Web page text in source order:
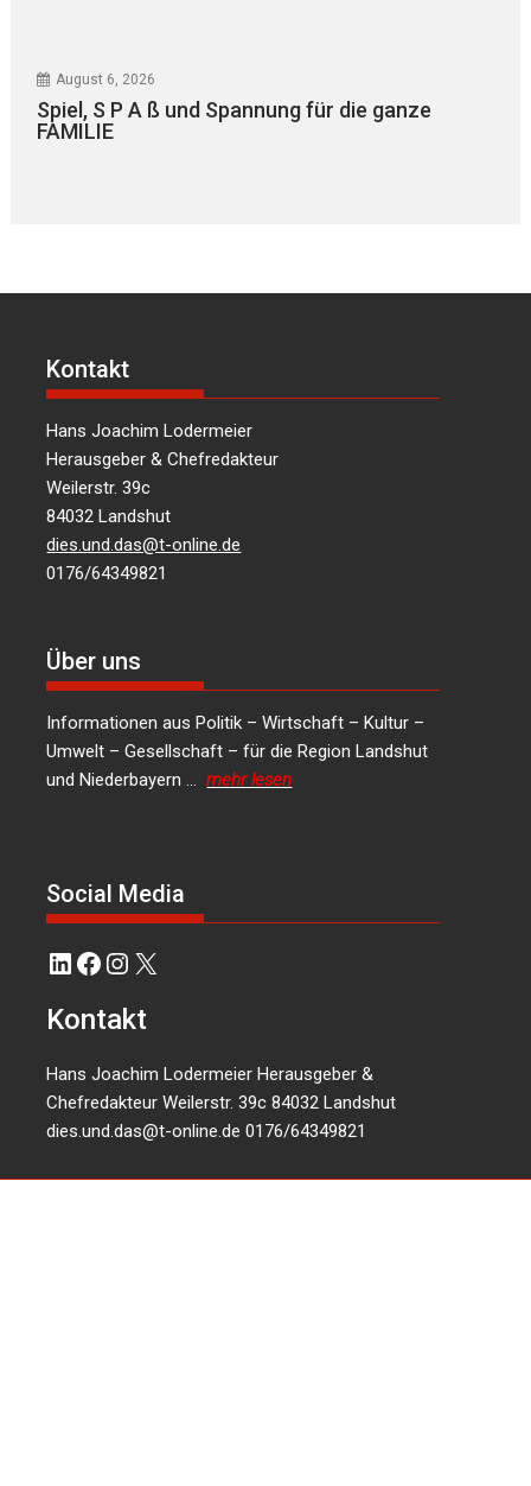
August 6, 2026
Spiel, S P A ß und Spannung für die ganze
FAMILIE
Kontakt
Hans Joachim Lodermeier
Herausgeber & Chefredakteur
Weilerstr. 39c
84032 Landshut
dies.und.das@t-online.de
0176/64349821
Über uns
Informationen aus Politik – Wirtschaft – Kultur –
Umwelt – Gesellschaft – für die Region Landshut
und Niederbayern …mehr lesen
Social Media
LinkedIn
Facebook
Instagram
X
Kontakt
Hans Joachim Lodermeier Herausgeber &
Chefredakteur Weilerstr. 39c 84032 Landshut
dies.und.das@t-online.de 0176/64349821